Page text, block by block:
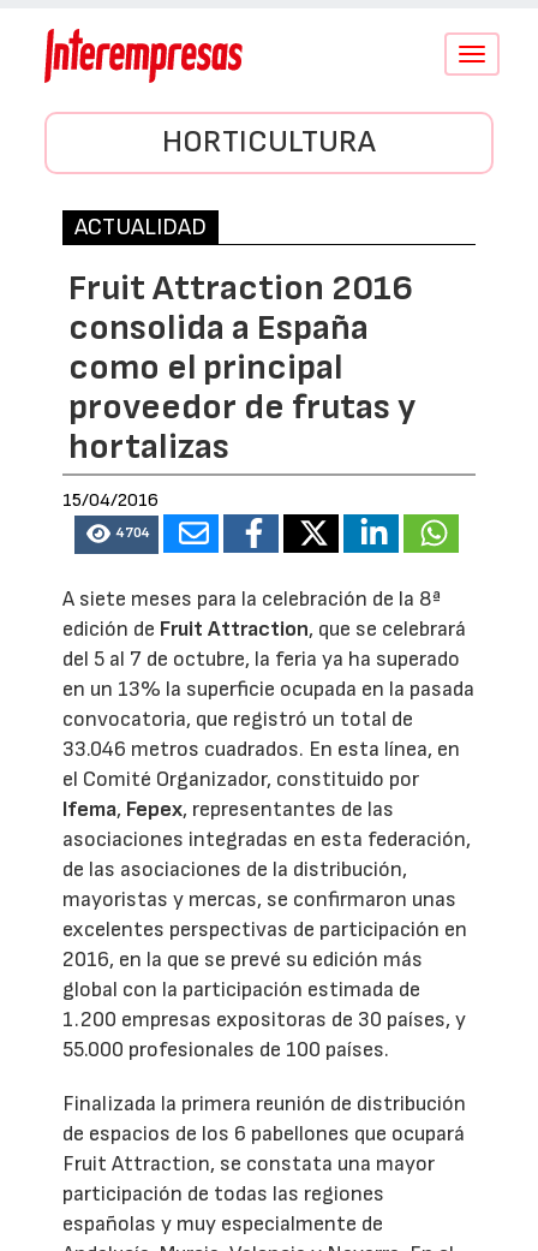
Conmutar
HORTICULTURA
ACTUALIDAD
Fruit Attraction 2016
consolida a España
como el principal
proveedor de frutas y
hortalizas
15/04/2016
4704
A siete meses para la celebración de la 8ª
edición de Fruit Attraction, que se celebrará
del 5 al 7 de octubre, la feria ya ha superado
en un 13% la superficie ocupada en la pasada
convocatoria, que registró un total de
33.046 metros cuadrados. En esta línea, en
el Comité Organizador, constituido por
Ifema, Fepex, representantes de las
asociaciones integradas en esta federación,
de las asociaciones de la distribución,
mayoristas y mercas, se confirmaron unas
excelentes perspectivas de participación en
2016, en la que se prevé su edición más
global con la participación estimada de
1.200 empresas expositoras de 30 países, y
55.000 profesionales de 100 países.
Finalizada la primera reunión de distribución
de espacios de los 6 pabellones que ocupará
Fruit Attraction, se constata una mayor
participación de todas las regiones
españolas y muy especialmente de